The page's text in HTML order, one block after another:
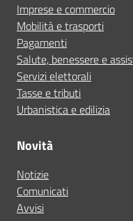
Imprese e commercio
Mobilità e trasporti
Pagamenti
Salute, benessere e
Servizi elettorali
Tasse e tributi
Urbanistica e edilizia
Novità
Notizie
Comunicati
Avvisi